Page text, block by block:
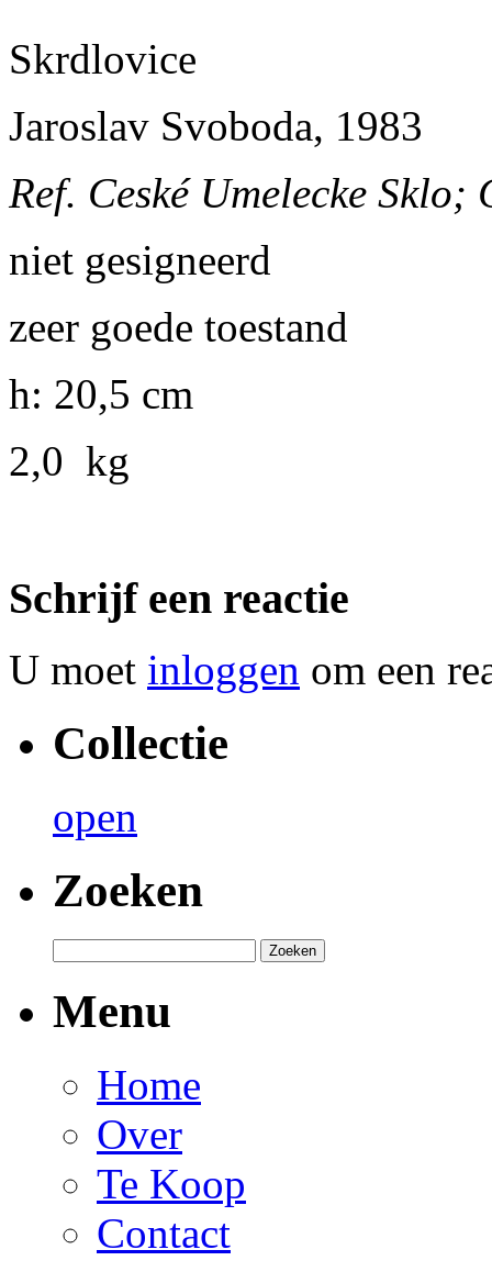
Skrdlovice
Jaroslav Svoboda, 1983
Ref. Ceské Umelecke
niet gesigneerd
zeer goede toestand
h: 20,5 cm
2,0 kg
Schrijf een reactie
U moet inloggen om een
Collectie
open
Zoeken
Menu
Home
Over
Te Koop
Contact